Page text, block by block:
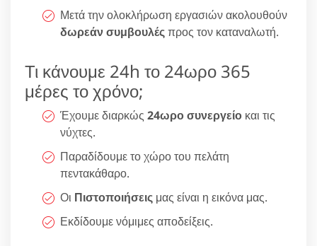
Μετά την ολοκλήρωση εργασιών ακολουθούν
δωρεάν συμβουλέςπρος τον καταναλωτή.
Τι κάνουμε 24h το 24ωρο 365
μέρες το χρόνο;
Έχουμε διαρκώς 24ωρο συνεργείο και τις
νύχτες.
Παραδίδουμε το χώρο του πελάτη
πεντακάθαρο.
Οι Πιστοποιήσεις μας είναι η εικόνα μας.
Εκδίδουμε νόμιμες αποδείξεις.